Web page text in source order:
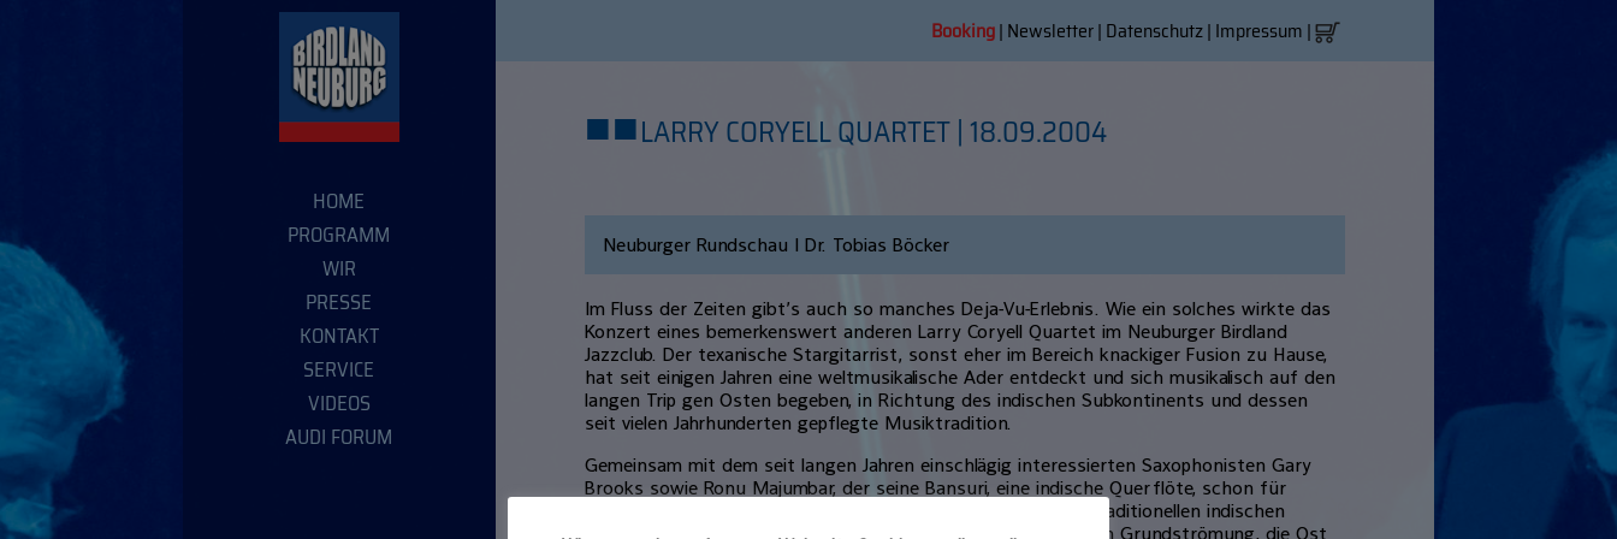
HOME
PROGRAMM
WIR
PRESSE
KONTAKT
SERVICE
VIDEOS
AUDI FORUM
Booking| Newsletter| Datenschutz| Impressum |
■■LARRY CORYELL QUARTET | 18.09.2004
Neuburger Rundschau | Dr. Tobias Böcker
Im Fluss der Zeiten gibt’s auch so manches Deja-Vu-Erlebnis. Wie ein solches wirkte das
Konzert eines bemerkenswert anderen Larry Coryell Quartet im Neuburger Birdland
Jazzclub. Der texanische Stargitarrist, sonst eher im Bereich knackiger Fusion zu Hause,
hat seit einigen Jahren eine weltmusikalische Ader entdeckt und sich musikalisch auf den
langen Trip gen Osten begeben, in Richtung des indischen Subkontinents und dessen
seit vielen Jahrhunderten gepflegte Musiktradition.
Gemeinsam mit dem seit langen Jahren einschlägig interessierten Saxophonisten Gary
Brooks sowie Ronu Majumbar, der seine Bansuri, eine indische Querflöte, schon für
George Harrison spielte, und Veejay Ghate an der Tabla, der traditionellen indischen
Trommelkombination, sucht Coryell nun nach der musikalischen Grundströmung, die Ost